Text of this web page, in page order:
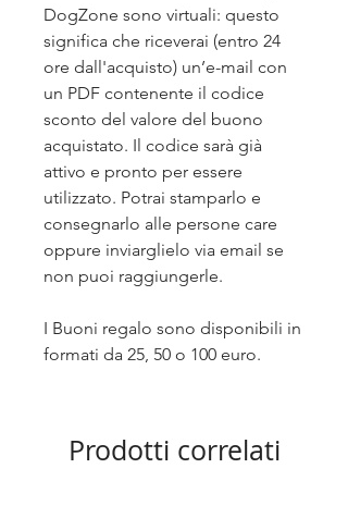
DogZone sono virtuali: questo
significa che riceverai (entro 24
ore dall'acquisto) un’e-mail con
un PDF contenente il codice
sconto del valore del buono
acquistato. Il codice sarà già
attivo e pronto per essere
utilizzato. Potrai stamparlo e
consegnarlo alle persone care
oppure inviarglielo via email se
non puoi raggiungerle.
I Buoni regalo sono disponibili in
formati da 25, 50 o 100 euro.
Prodotti correlati